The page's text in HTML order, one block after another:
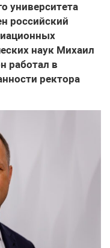
университета
российский
наук Михаил
работал в
ректора